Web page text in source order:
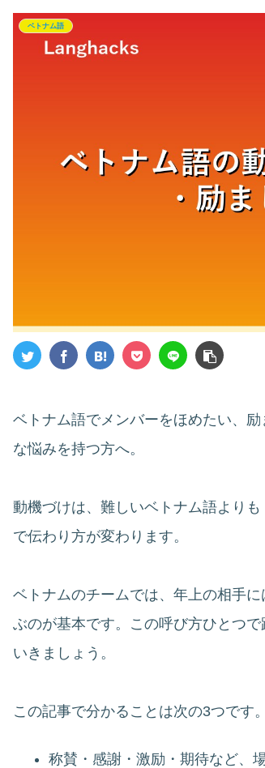
ベトナム語
ベトナム語でメンバーをほめたい、
な悩みを持つ方へ。
動機づけは、難しいベトナム語より
で伝わり方が変わります。
ベトナムのチームでは、年上の相手
ぶのが基本です。この呼び方ひとつ
いきましょう。
この記事で分かることは次の3つです。
称賛・感謝・激励・期待など、